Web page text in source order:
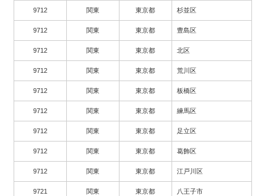
9712 関東 東京都 杉並区
9712 関東 東京都 豊島区
9712 関東 東京都 北区
9712 関東 東京都 荒川区
9712 関東 東京都 板橋区
9712 関東 東京都 練馬区
9712 関東 東京都 足立区
9712 関東 東京都 葛飾区
9712 関東 東京都 江戸川区
9721 関東 東京都 八王子市